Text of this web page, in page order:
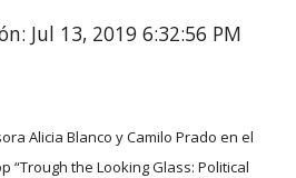
Jul 13, 2019 6:32:56 PM
Alicia Blanco y Camilo Prado en el
“Trough the Looking Glass: Political